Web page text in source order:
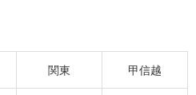
関東 甲信越